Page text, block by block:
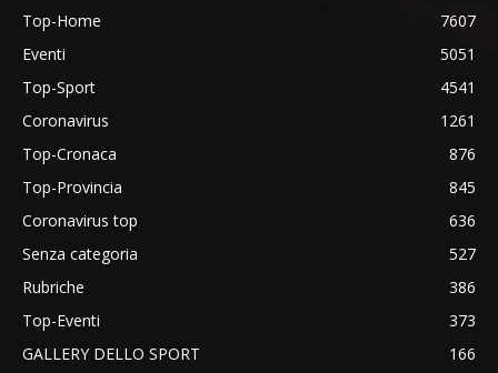
Top-Home
7607
Eventi
5051
Top-Sport
4541
Coronavirus
1261
Top-Cronaca
876
Top-Provincia
845
Coronavirus top
636
Senza categoria
527
Rubriche
386
Top-Eventi
373
GALLERY DELLO SPORT
166